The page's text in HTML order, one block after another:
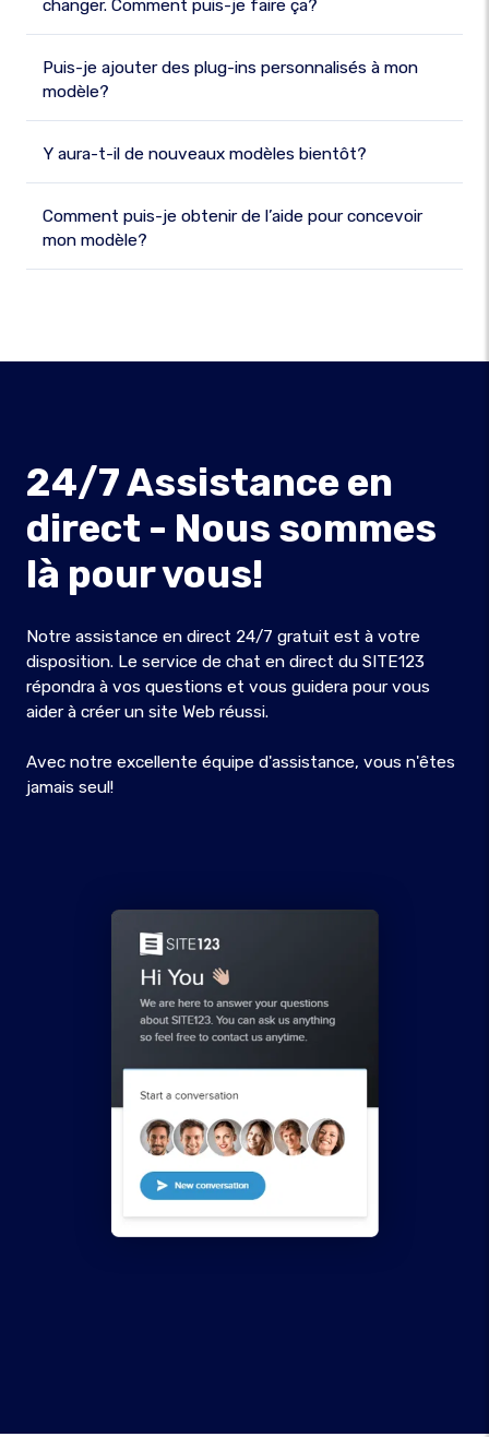
changer. Comment puis-je faire ça?
Puis-je ajouter des plug-ins personnalisés à mon
modèle?
Y aura-t-il de nouveaux modèles bientôt?
Comment puis-je obtenir de l’aide pour concevoir
mon modèle?
24/7 Assistance en
direct - Nous sommes
là pour vous!
Notre assistance en direct 24/7 gratuit est à votre
disposition. Le service de chat en direct du SITE123
répondra à vos questions et vous guidera pour vous
aider à créer un site Web réussi.
Avec notre excellente équipe d'assistance, vous n'êtes
jamais seul!